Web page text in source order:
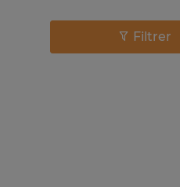
Filtrer